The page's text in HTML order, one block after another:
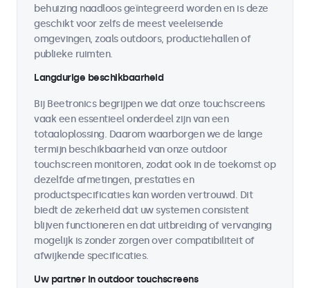
behuizing naadloos geïntegreerd worden en is deze
geschikt voor zelfs de meest veeleisende
omgevingen, zoals outdoors, productiehallen of
publieke ruimten.
Langdurige beschikbaarheid
Bij Beetronics begrijpen we dat onze touchscreens
vaak een essentieel onderdeel zijn van een
totaaloplossing. Daarom waarborgen we de lange
termijn beschikbaarheid van onze outdoor
touchscreen monitoren, zodat ook in de toekomst op
dezelfde afmetingen, prestaties en
productspecificaties kan worden vertrouwd. Dit
biedt de zekerheid dat uw systemen consistent
blijven functioneren en dat uitbreiding of vervanging
mogelijk is zonder zorgen over compatibiliteit of
afwijkende specificaties.
Uw partner in outdoor touchscreens